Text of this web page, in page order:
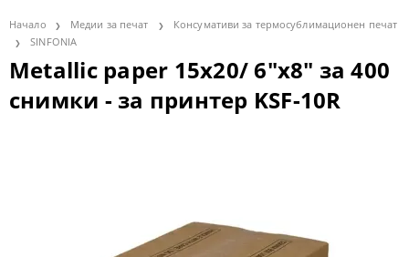
Начало Медии за печат
Консумативи за термосублимационен печат
SINFONIA
Metallic paper 15x20/ 6"x8" за 400
снимки - за принтер KSF-10R